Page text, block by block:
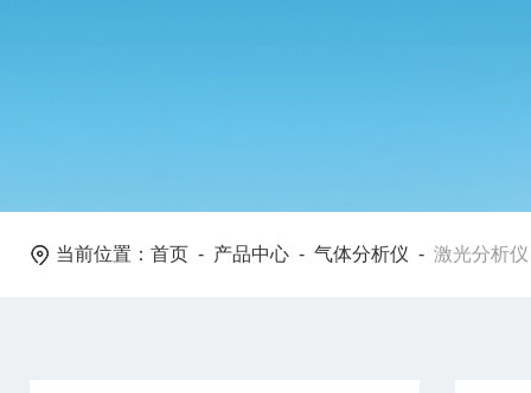
当前位置： 首页 - 产品中心 - 气体分析仪 - 激光分析仪